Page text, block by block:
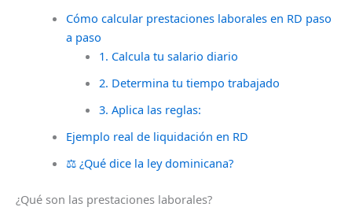
Cómo calcular prestaciones laborales en RD paso
a paso
1. Calcula tu salario diario
2. Determina tu tiempo trabajado
3. Aplica las reglas:
Ejemplo real de liquidación en RD
⚖️ ¿Qué dice la ley dominicana?
¿Qué son las prestaciones laborales?